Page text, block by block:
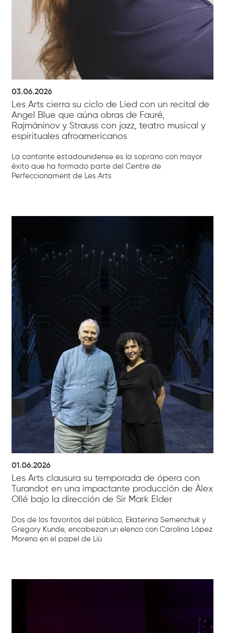
03.06.2026
Les Arts cierra su ciclo de Lied con un recital de
Angel Blue que aúna obras de Fauré,
Rajmáninov y Strauss con jazz, teatro musical y
espirituales afroamericanos
La cantante estadounidense es la soprano con mayor
éxito que ha formado parte del Centre de
Perfeccionament de Les Arts
01.06.2026
Les Arts clausura su temporada de ópera con
Turandot en una impactante producción de Àlex
Ollé bajo la dirección de Sir Mark Elder
Dos de los favoritos del público, Ekaterina Semenchuk y
Gregory Kunde, encabezan un elenco con Carolina López
Moreno en el papel de Liù